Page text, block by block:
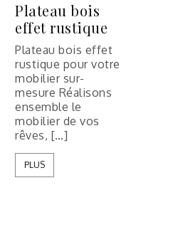
Plateau bois
effet rustique
Plateau bois effet
rustique pour votre
mobilier sur-
mesure Réalisons
ensemble le
mobilier de vos
rêves, […]
PLUS